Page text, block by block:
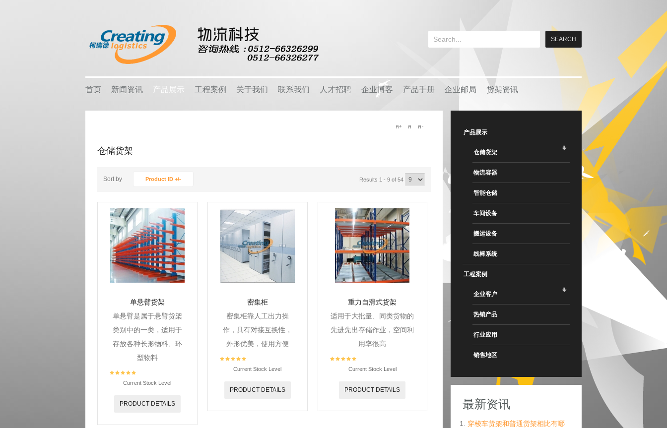
首页 新闻资讯
公司新闻
关注行业新闻，推动行业发展。
产品展示
智能仓储
工程案例
企业客户
关于我们
公司简介
联系我们 人才招聘 企业博客
早安物语
物流知识
专题策划
产品手册 企业邮局 货架资讯
仓储货架
Sort by Product ID +/- Results 1 - 9 of 54
单悬臂货架
单悬臂是属于悬臂货架
类别中的一类，适用于
存放各种长形物料、环
型物料
Current Stock Level
PRODUCT DETAILS
密集柜
密集柜靠人工出力操
作，具有对接互换性，
外形优美，使用方便
Current Stock Level
PRODUCT DETAILS
重力自滑式货架
适用于大批量、同类货物的
先进先出存储作业，空间利
用率很高
Current Stock Level
PRODUCT DETAILS
产品展示
仓储货架
物流容器
智能仓储
车间设备
搬运设备
线棒系统
工程案例
企业客户
热销产品
行业应用
销售地区
最新资讯
穿梭车货架和普通货架相比有哪
LoginorRegister
Log in with Facebook
Forgot your password?
Forgot your username?